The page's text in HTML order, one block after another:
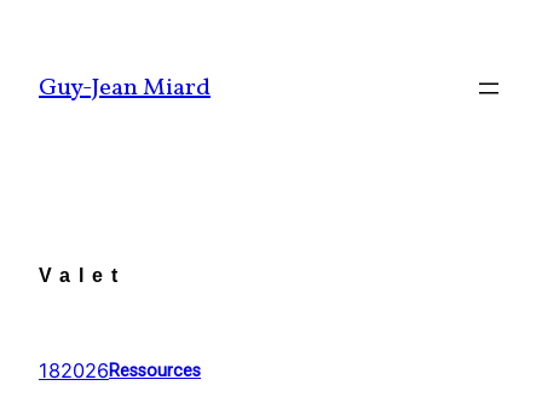
contenu
Guy-Jean Miard
Valet
182026Ressources